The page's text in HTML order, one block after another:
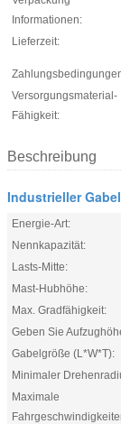
Informationen:
Lieferzeit:
Versorgungsmaterial-
Fähigkeit:
Beschreibung
Industrieller
Energie-Art:
Nennkapazität:
Lasts-Mitte:
Mast-Hubhöhe:
Max. Gradfähigkeit:
Geben Sie
Gabelgröße (L*W*T):
Minimaler
Maximale